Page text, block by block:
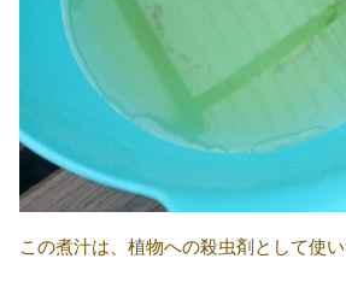
この煮汁は、植物への殺虫剤として使い